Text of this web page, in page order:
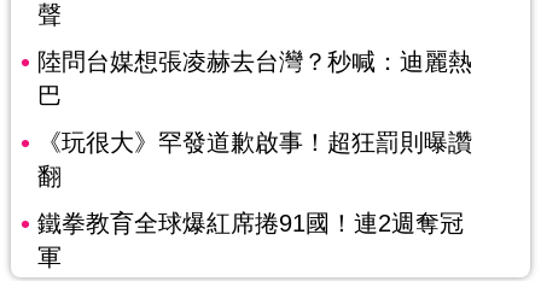
聲
陸問台媒想張凌赫去台灣？秒喊：迪麗熱
巴
《玩很大》罕發道歉啟事！超狂罰則曝讚
翻
鐵拳教育全球爆紅席捲91國！連2週奪冠
軍